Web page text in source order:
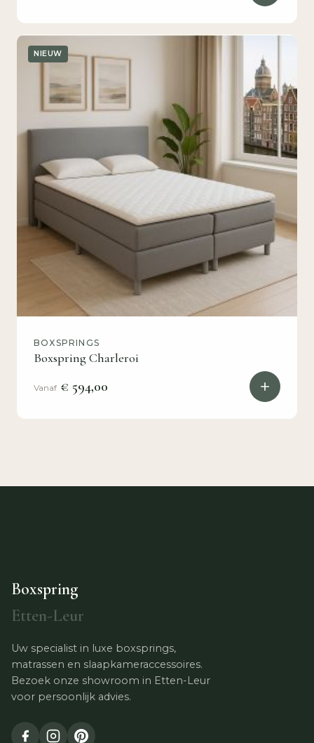
NIEUW
BOXSPRINGS
Boxspring Charleroi
Vanaf € 594,00
Boxspring
Etten-Leur
Uw specialist in luxe boxsprings,
matrassen en slaapkameraccessoires.
Bezoek onze showroom in Etten-Leur
voor persoonlijk advies.